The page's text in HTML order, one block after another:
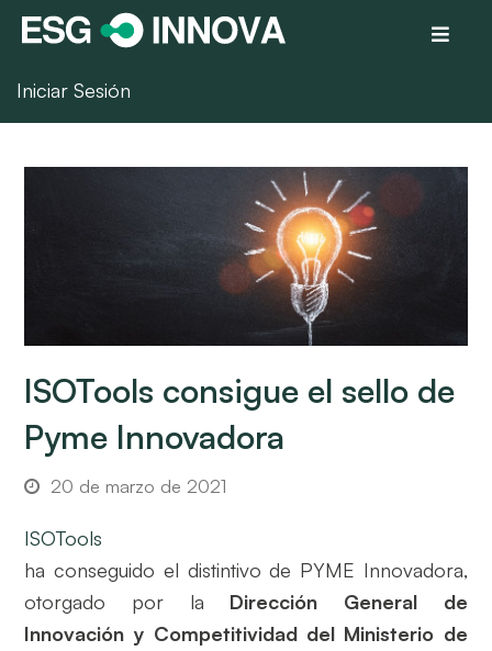
Iniciar Sesión
ISOTools consigue el sello de
Pyme Innovadora
20 de marzo de 2021
ISOTools
ha conseguido el distintivo de PYME Innovadora,
otorgado por la Dirección General de
Innovación y Competitividad del Ministerio de